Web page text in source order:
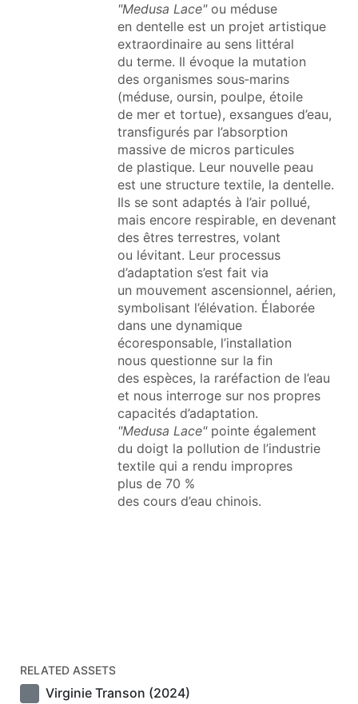
"Medusa Lace"ou méduse
en dentelle est un projet artistique
extraordinaire au sens littéral
du terme. Il évoque la mutation
des organismes sous‑marins
(méduse, oursin, poulpe, étoile
de mer et tortue), exsangues d’eau,
transfigurés par l’absorption
massive de micros particules
de plastique. Leur nouvelle peau
est une structure textile, la dentelle.
Ils se sont adaptés à l’air pollué,
mais encore respirable, en devenant
des êtres terrestres, volant
ou lévitant. Leur processus
d’adaptation s’est fait via
un mouvement ascensionnel, aérien,
symbolisant l’élévation. Élaborée
dans une dynamique
écoresponsable, l’installation
nous questionne sur la fin
des espèces, la raréfaction de l’eau
et nous interroge sur nos propres
capacités d’adaptation.
"Medusa Lace"pointe également
du doigt la pollution de l’industrie
textile qui a rendu impropres
plus de 70 %
des cours d’eau chinois.
RELATED ASSETS
Virginie Transon (2024)